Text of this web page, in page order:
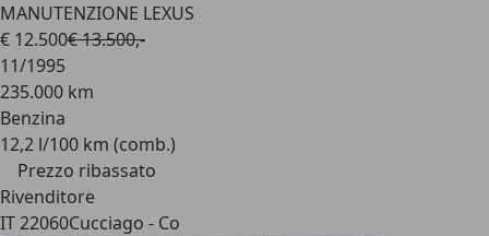
MANUTENZIONE LEXUS
€ 12.500€ 13.500,-
11/1995
235.000 km
Benzina
12,2 l/100 km (comb.)
Prezzo ribassato
Rivenditore
IT 22060Cucciago - Co